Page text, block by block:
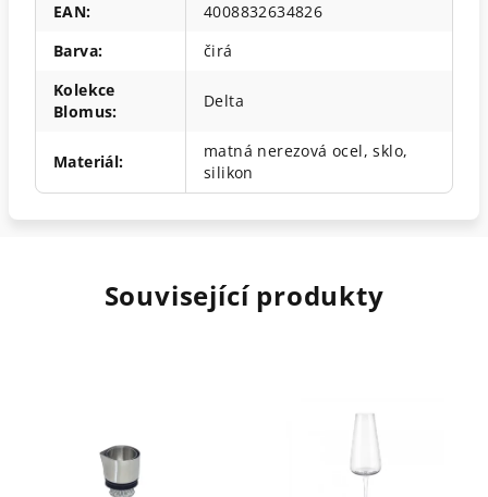
EAN:
4008832634826
Barva:
čirá
Kolekce
Blomus:
Delta
Materiál:
matná nerezová ocel, sklo,
silikon
Související produkty